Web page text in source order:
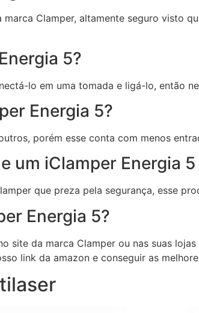
Clamper, altamente seguro visto
5?
lo em uma tomada e ligá-lo, então
Energia 5?
porém esse conta com menos
um iClamper Energia 5
que preza pela segurança, esse
Energia 5?
site da marca Clamper ou nas suas
link da amazon e conseguir as